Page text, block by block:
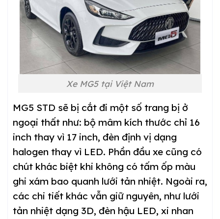
Xe MG5 tại Việt Nam
MG5 STD sẽ bị cắt đi một số trang bị ở
ngoại thất như: bộ mâm kích thước chỉ 16
inch thay vì 17 inch, đèn định vị dạng
halogen thay vì LED. Phần đầu xe cũng có
chút khác biệt khi không có tấm ốp màu
ghi xám bao quanh lưới tản nhiệt. Ngoài ra,
các chi tiết khác vẫn giữ nguyên, như lưới
tản nhiệt dạng 3D, đèn hậu LED, xi nhan